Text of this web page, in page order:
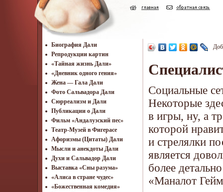
Биография Дали
Репродукции картин
«Тайная жизнь Дали»
«Дневник одного гения»
Жена — Гала Дали
Фото Сальвадора Дали
Cюрреализм и Дали
Публикации о Дали
Фильм «Андалузский пес»
Театр-Музей в Фигерасе
Афоризмы (Цитаты) Дали
Мысли и анекдоты Дали
Духи и Сальвадор Дали
Выставка «Сны разума»
«Алиса в стране чудес»
«Божественная комедия»
Социальные
Некоторые
в игры, ну, а
которой
и стрелялки
является
более
«Маналот